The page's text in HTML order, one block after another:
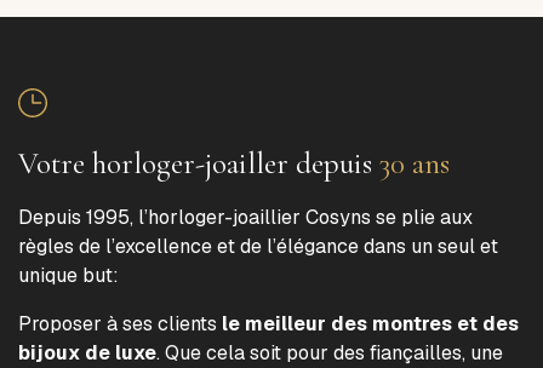
Votre horloger-joailler depuis 30 ans
Depuis 1995, l’horloger-joaillier Cosyns se plie aux
règles de l’excellence et de l’élégance dans un seul et
unique but:
Proposer à ses clients le meilleur des montres et des
bijoux de luxe. Que cela soit pour des fiançailles, une